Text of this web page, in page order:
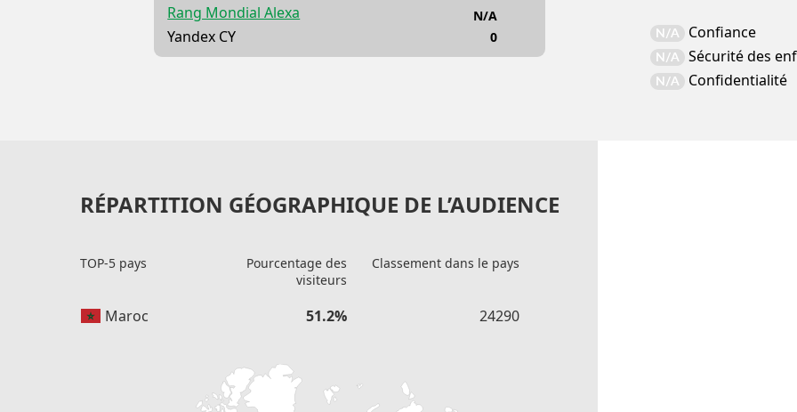
Rang Mondial Alexa
Yandex CY
N/A
0
N/A Confiance
N/A Sécurité des
N/A Confidentialité
RÉPARTITION GÉOGRAPHIQUE DE L’AUDIENCE
TOP-5 pays
Pourcentage des
visiteurs
Classement dans le pays
Maroc 51.2% 24290